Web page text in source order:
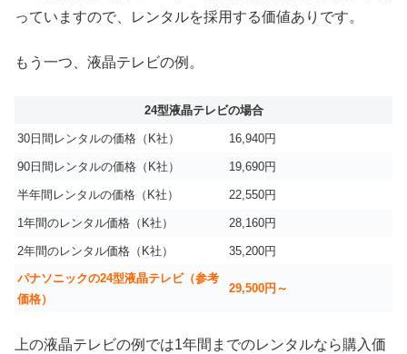
っていますので、レンタルを採用する価値ありです。
もう一つ、液晶テレビの例。
24型液晶テレビの場合
30日間レンタルの価格（K社） 16,940円
90日間レンタルの価格（K社） 19,690円
半年間レンタルの価格（K社） 22,550円
1年間のレンタル価格（K社） 28,160円
2年間のレンタル価格（K社）
35,200円
パナソニックの24型液晶テレビ（参考
価格）
29,500円～
上の液晶テレビの例では1年間までのレンタルなら購入価